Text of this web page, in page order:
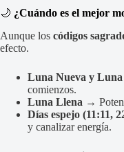
🌙 ¿Cuándo es el mejor
Aunque los códigos
efecto.
Luna Nueva y Luna
comienzos.
Luna Llena →
Días espejo (11:11,
y canalizar energía.